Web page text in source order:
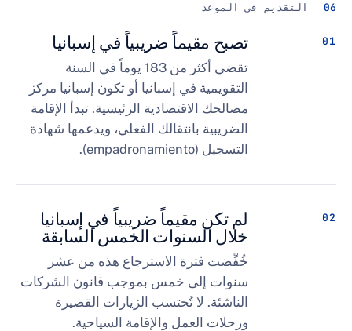
في الموعد
تصبح مقيماً ضريبياً في إسبانيا
تقضي أكثر من 183 يوماً في السنة
التقويمية في إسبانيا أو تكون إسبانيا مركز
مصالحك الاقتصادية الرئيسية. تبدأ الإقامة
الضريبية بانتقالك الفعلي، ويدعمها شهادة
لم تكن مقيماً ضريبياً في إسبانيا
خلال السنوات الخمس السابقة
خُفِّضت فترة الاسترجاع هذه من عشر
سنوات إلى خمس بموجب قانون الشركات
الناشئة. لا تُحتسب الزيارات القصيرة
ورحلات العمل والإقامة السياحية.